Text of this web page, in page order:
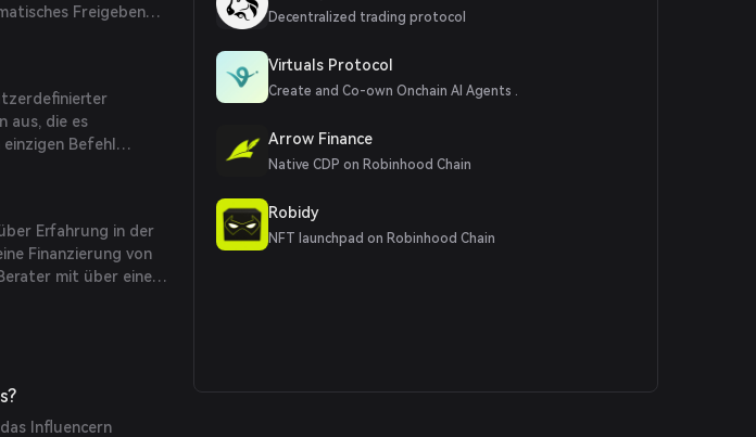
Freigeben
beinhaltet einen
fünf einzigartigen
und effiziente
aus, die es
Befehl
die
zu verbinden. Die
verschlüsselten
Erfahrung in der
Finanzierung von
mit über einem
sowie
Influencern
Decentralized trading protocol
Virtuals Protocol
Create and Co-own Onchain AI Agents .
Arrow Finance
Native CDP on Robinhood Chain
Robidy
NFT launchpad on Robinhood Chain